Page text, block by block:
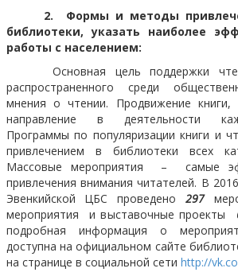
2.
Формы и методы
библиотеки, указать наиболее
работы с населением:
Основная цель поддержки
распространенного среди
мнения о чтении. Продвижение книги,
направление в деятельности
Программы по популяризации книги и
привлечением в библиотеки всех
Массовые мероприятия – самые
привлечения внимания читателей. В
Эвенкийской ЦБС проведено 297
мероприятия и выставочные проекты
подробная информация о
доступна на официальном сайте
на странице в социальной сети http://